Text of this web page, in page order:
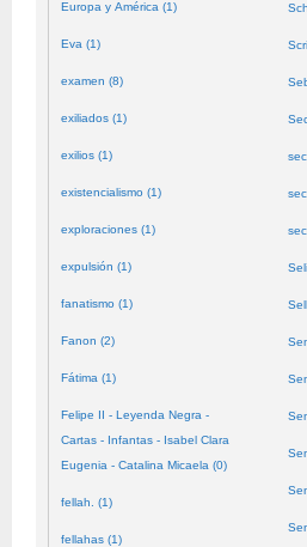
Europa y América (1)
Eva (1)
examen (8)
exiliados (1)
exilios (1)
existencialismo (1)
exploraciones (1)
expulsión (1)
fanatismo (1)
Fanon (2)
Fátima (1)
Felipe II - Leyenda Negra -
Cartas - Infantas - Isabel Clara
Eugenia - Catalina Micaela (0)
fellah. (1)
fellahas (1)